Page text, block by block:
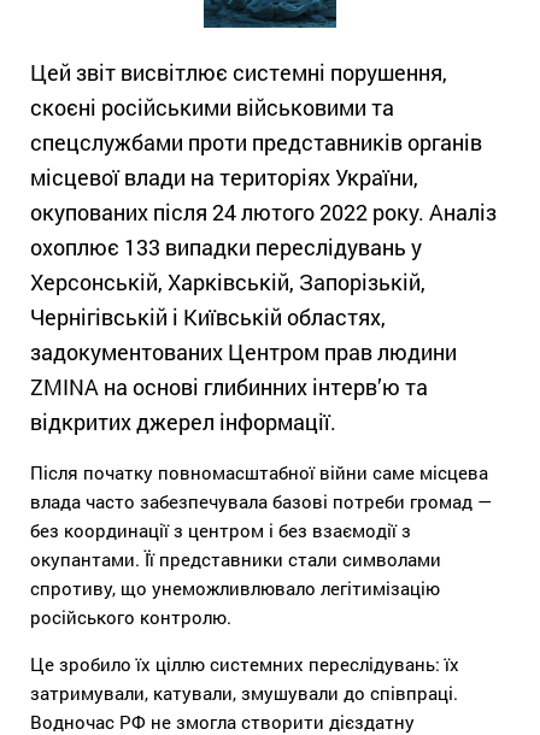
Цей звіт висвітлює системні порушення,
скоєні російськими військовими та
спецслужбами проти представників органів
місцевої влади на територіях України,
окупованих після 24 лютого 2022 року. Аналіз
охоплює 133 випадки переслідувань у
Херсонській, Харківській, Запорізькій,
Чернігівській і Київській областях,
задокументованих Центром прав людини
ZMINA на основі глибинних інтерв’ю та
відкритих джерел інформації.
Після початку повномасштабної війни саме місцева
влада часто забезпечувала базові потреби громад —
без координації з центром і без взаємодії з
окупантами. Її представники стали символами
спротиву, що унеможливлювало легітимізацію
російського контролю.
Це зробило їх ціллю системних переслідувань: їх
затримували, катували, змушували до співпраці.
Водночас РФ не змогла створити дієздатну